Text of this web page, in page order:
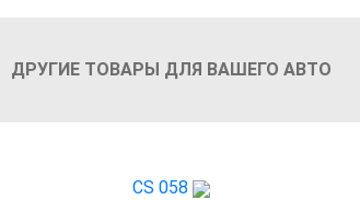
ДРУГИЕ ТОВАРЫ ДЛЯ ВАШЕГО АВТО
CS 058